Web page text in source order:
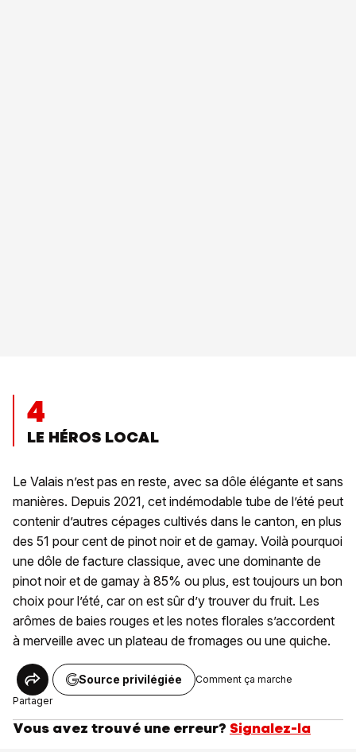
4
LE HÉROS LOCAL
Le Valais n’est pas en reste, avec sa dôle élégante et sans
manières. Depuis 2021, cet indémodable tube de l’été peut
contenir d’autres cépages cultivés dans le canton, en plus
des 51 pour cent de pinot noir et de gamay. Voilà pourquoi
une dôle de facture classique, avec une dominante de
pinot noir et de gamay à 85% ou plus, est toujours un bon
choix pour l’été, car on est sûr d’y trouver du fruit. Les
arômes de baies rouges et les notes florales s’accordent
à merveille avec un plateau de fromages ou une quiche.
Partager
Source privilégiée Comment ça marche
Vous avez trouvé une erreur? Signalez-la